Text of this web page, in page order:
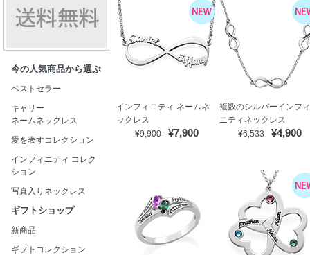
ディスクとサークルのコレクション
今の人気商品から選ぶ
ベストセラー
キャリー
ネームネックレス
愛を表すコレクション
インフィニティ コレク
ション
写真入りネックレス
ギフトショップ
新商品
ギフトコレクション
インフィニティ ネームネ
ックレス
¥9,900
¥7,900
複数のシルバーインフ
ニティネックレス
¥6,533
¥4,900